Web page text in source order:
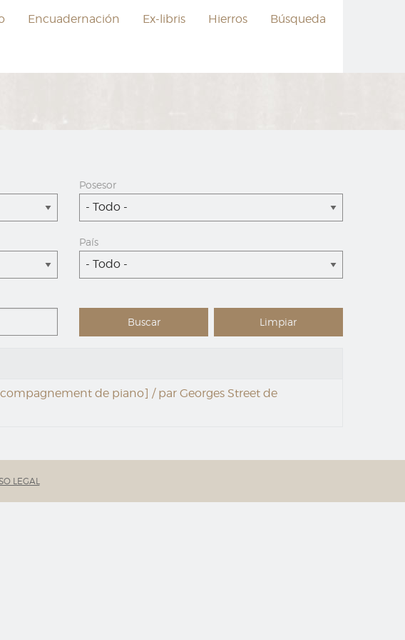
Encuadernación Ex-libris Hierros Búsqueda
Posesor
- Todo -
País
- Todo -
de piano] / par Georges Street de
LEGAL